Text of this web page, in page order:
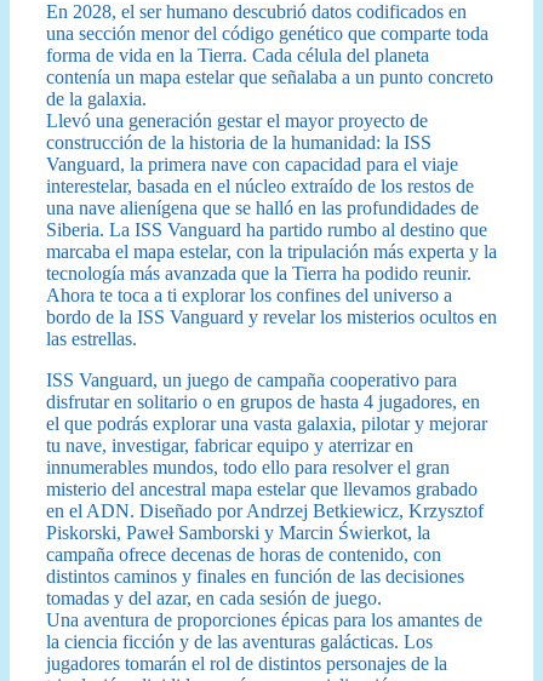
En 2028, el ser humano descubrió datos codificados en
una sección menor del código genético que comparte toda
forma de vida en la Tierra. Cada célula del planeta
contenía un mapa estelar que señalaba a un punto concreto
de la galaxia.
Llevó una generación gestar el mayor proyecto de
construcción de la historia de la humanidad: la ISS
Vanguard, la primera nave con capacidad para el viaje
interestelar, basada en el núcleo extraído de los restos de
una nave alienígena que se halló en las profundidades de
Siberia. La ISS Vanguard ha partido rumbo al destino que
marcaba el mapa estelar, con la tripulación más experta y la
tecnología más avanzada que la Tierra ha podido reunir.
Ahora te toca a ti explorar los confines del universo a
bordo de la ISS Vanguard y revelar los misterios ocultos en
las estrellas.
ISS Vanguard, un juego de campaña cooperativo para
disfrutar en solitario o en grupos de hasta 4 jugadores, en
el que podrás explorar una vasta galaxia, pilotar y mejorar
tu nave, investigar, fabricar equipo y aterrizar en
innumerables mundos, todo ello para resolver el gran
misterio del ancestral mapa estelar que llevamos grabado
en el ADN. Diseñado por Andrzej Betkiewicz, Krzysztof
Piskorski, Paweł Samborski y Marcin Świerkot, la
campaña ofrece decenas de horas de contenido, con
distintos caminos y finales en función de las decisiones
tomadas y del azar, en cada sesión de juego.
Una aventura de proporciones épicas para los amantes de
la ciencia ficción y de las aventuras galácticas. Los
jugadores tomarán el rol de distintos personajes de la